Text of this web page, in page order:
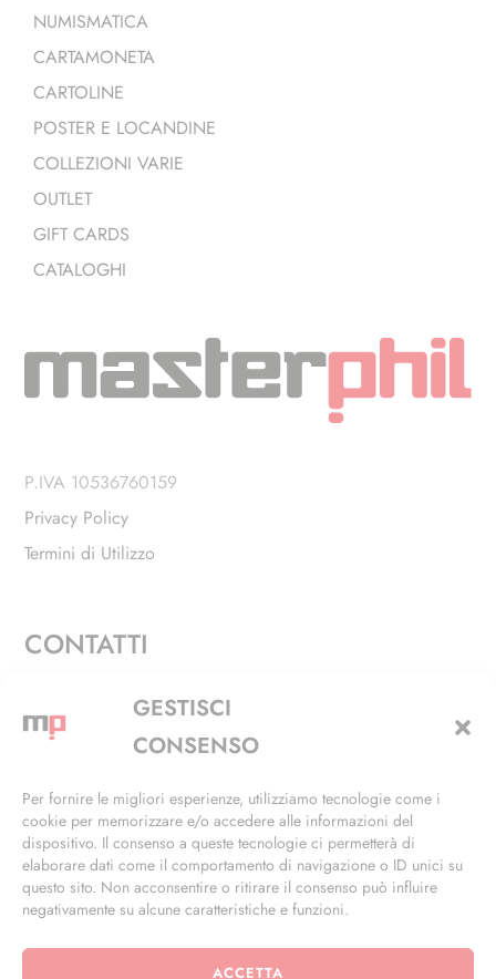
GESTISCI
CONSENSO
Per fornire le migliori esperienze, utilizziamo tecnologie come i
cookie per memorizzare e/o accedere alle informazioni del
dispositivo. Il consenso a queste tecnologie ci permetterà di
elaborare dati come il comportamento di navigazione o ID unici su
questo sito. Non acconsentire o ritirare il consenso può influire
negativamente su alcune caratteristiche e funzioni.
ACCETTA
NUMISMATICA
CARTAMONETA
CARTOLINE
POSTER E LOCANDINE
COLLEZIONI VARIE
OUTLET
GIFT CARDS
CATALOGHI
P.IVA 10536760159
Privacy Policy
Termini di Utilizzo
CONTATTI
Via Alfieri, 27 - Trezzano Sul Naviglio (MI)
+39 02 4846 3155
info@masterphil.it